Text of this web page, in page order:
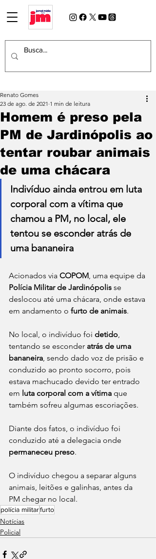
Homem é preso pela
PM de Jardinópolis ao
tentar roubar animais
de uma chácara
Renato Gomes
23 de ago. de 2021 1 min de leitura
Indivíduo ainda entrou em luta
corporal com a vítima que
chamou a PM, no local, ele
tentou se esconder atrás de
uma bananeira
Acionados via COPOM, uma equipe da
Polícia Militar de Jardinópolis se
deslocou até uma chácara, onde estava
em andamento o furto de animais.
No local, o indivíduo foi detido,
tentando se esconder atrás de uma
bananeira, sendo dado voz de prisão e
conduzido ao pronto socorro, pois
estava machucado devido ter entrado
em luta corporal com a vítima que
também sofreu algumas escoriações.
Diante dos fatos, o indivíduo foi
conduzido até a delegacia onde
permaneceu preso.
O indivíduo chegou a separar alguns
animais, leitões e galinhas, antes da
PM chegar no local.
polícia militarfurto
Notícias
Policial